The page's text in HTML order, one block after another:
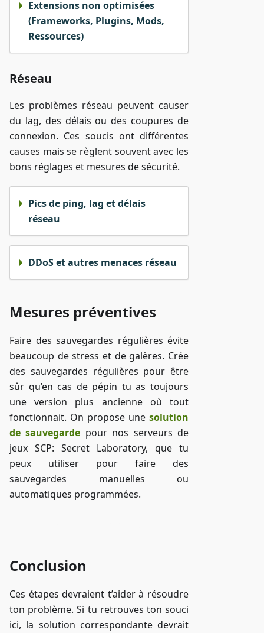
Extensions non optimisées
(Frameworks, Plugins, Mods,
Ressources)
Réseau
Les problèmes réseau peuvent causer
du lag, des délais ou des coupures de
connexion. Ces soucis ont différentes
causes mais se règlent souvent avec les
bons réglages et mesures de sécurité.
Pics de ping, lag et délais
réseau
DDoS et autres menaces réseau
Mesures préventives
Faire des sauvegardes régulières évite
beaucoup de stress et de galères. Crée
des sauvegardes régulières pour être
sûr qu’en cas de pépin tu as toujours
une version plus ancienne où tout
fonctionnait. On propose une solution
de sauvegarde pour nos serveurs de
jeux SCP: Secret Laboratory, que tu
peux utiliser pour faire des
sauvegardes manuelles ou
automatiques programmées.
Conclusion
Ces étapes devraient t’aider à résoudre
ton problème. Si tu retrouves ton souci
ici, la solution correspondante devrait